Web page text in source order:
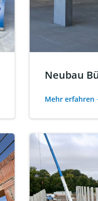
Neubau
Mehr erfahren